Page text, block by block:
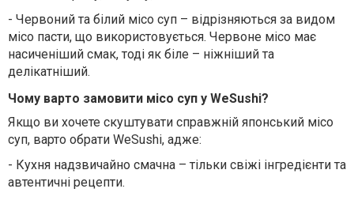
- Червоний та білий місо суп – відрізняються за видом
місо пасти, що використовується. Червоне місо має
насиченіший смак, тоді як біле – ніжніший та
делікатніший.
Чому варто замовити місо суп у WeSushi?
Якщо ви хочете скуштувати справжній японський місо
суп, варто обрати WeSushi, адже:
- Кухня надзвичайно смачна – тільки свіжі інгредієнти та
автентичні рецепти.